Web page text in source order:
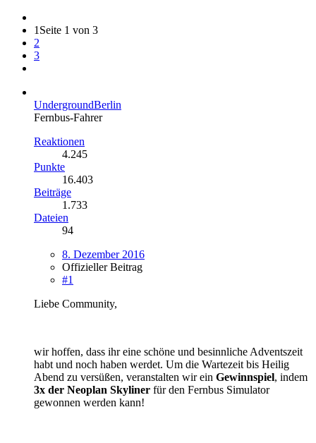
1 Seite 1 von 3
2
3
UndergroundBerlin
Fernbus-Fahrer
Reaktionen
4.245
Punkte
16.403
Beiträge
1.733
Dateien
94
8. Dezember 2016
Offizieller Beitrag
#1
Liebe Community,
wir hoffen, dass ihr eine schöne und besinnliche Adventszeit
habt und noch haben werdet. Um die Wartezeit bis Heilig
Abend zu versüßen, veranstalten wir ein Gewinnspiel, indem
3x der Neoplan Skyliner für den Fernbus Simulator
gewonnen werden kann!